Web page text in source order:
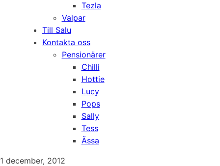
Tezla
Valpar
Till Salu
Kontakta oss
Pensionärer
Chilli
Hottie
Lucy
Pops
Sally
Tess
Ässa
1 december, 2012